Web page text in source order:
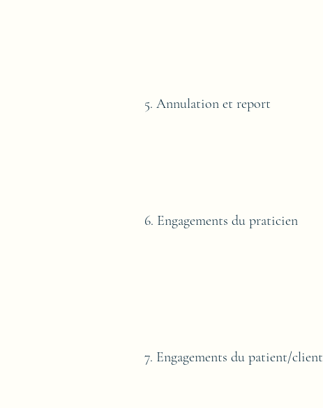
5. Annulation et report
6. Engagements du praticien
7. Engagements du patient/client